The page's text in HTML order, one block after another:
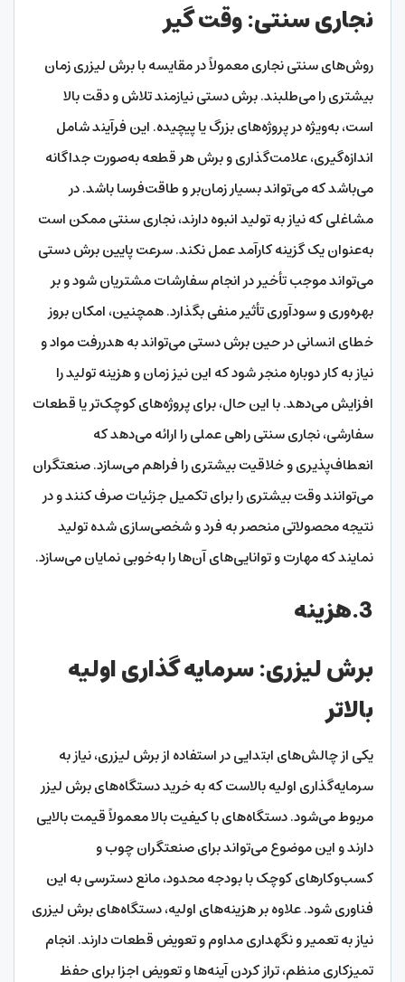
نجاری سنتی: وقت گیر
روش‌های سنتی نجاری معمولاً در مقایسه با برش لیزری زمان
بیشتری را می‌طلبند. برش دستی نیازمند تلاش و دقت بالا
است، به‌ویژه در پروژه‌های بزرگ یا پیچیده. این فرآیند شامل
اندازه‌گیری، علامت‌گذاری و برش هر قطعه به‌صورت جداگانه
می‌باشد که می‌تواند بسیار زمان‌بر و طاقت‌فرسا باشد. در
مشاغلی که نیاز به تولید انبوه دارند، نجاری سنتی ممکن است
به‌عنوان یک گزینه کارآمد عمل نکند. سرعت پایین برش دستی
می‌تواند موجب تأخیر در انجام سفارشات مشتریان شود و بر
بهره‌وری و سودآوری تأثیر منفی بگذارد. همچنین، امکان بروز
خطای انسانی در حین برش دستی می‌تواند به هدررفت مواد و
نیاز به کار دوباره منجر شود که این نیز زمان و هزینه تولید را
افزایش می‌دهد. با این حال، برای پروژه‌های کوچک‌تر یا قطعات
سفارشی، نجاری سنتی راهی عملی را ارائه می‌دهد که
انعطاف‌پذیری و خلاقیت بیشتری را فراهم می‌سازد. صنعتگران
می‌توانند وقت بیشتری را برای تکمیل جزئیات صرف کنند و در
نتیجه محصولاتی منحصر به فرد و شخصی‌سازی شده تولید
نمایند که مهارت و توانایی‌های آن‌ها را به‌خوبی نمایان می‌سازد.
3.هزینه
برش لیزری: سرمایه گذاری اولیه
بالاتر
یکی از چالش‌های ابتدایی در استفاده از برش لیزری، نیاز به
سرمایه‌گذاری اولیه بالاست که به خرید دستگاه‌های برش لیزر
مربوط می‌شود. دستگاه‌های با کیفیت بالا معمولاً قیمت بالایی
دارند و این موضوع می‌تواند برای صنعتگران چوب و
کسب‌وکارهای کوچک با بودجه محدود، مانع دسترسی به این
فناوری شود. علاوه بر هزینه‌های اولیه، دستگاه‌های برش لیزری
نیاز به تعمیر و نگهداری مداوم و تعویض قطعات دارند. انجام
تمیزکاری منظم، تراز کردن آینه‌ها و تعویض اجزا برای حفظ